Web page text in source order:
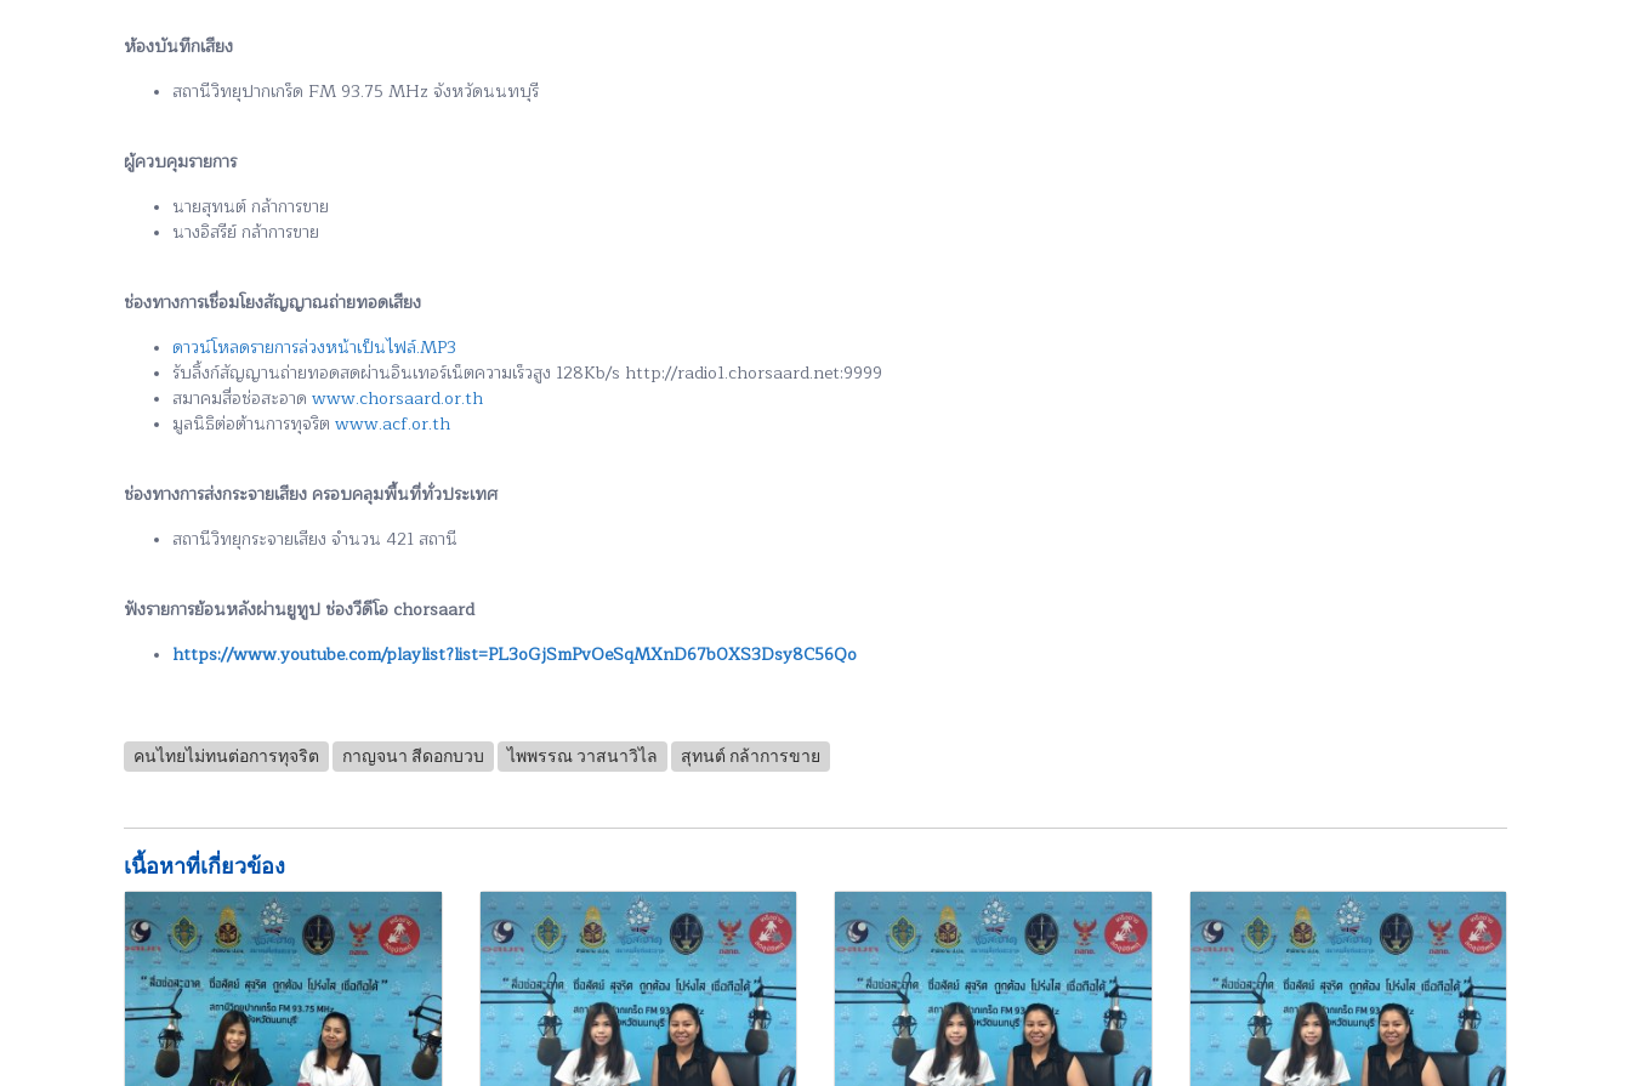
ห้องบันทึกเสียง
สถานีวิทยุปากเกร็ด FM 93.75 MHz จังหวัดนนทบุรี
ผู้ควบคุมรายการ
นายสุทนต์ กล้าการขาย
นางอิสรีย์ กล้าการขาย
ช่องทางการเชื่อมโยงสัญญาณถ่ายทอดเสียง
ดาวน์โหลดรายการล่วงหน้าเป็นไฟล์.MP3
รับลิ้งก์สัญญานถ่ายทอดสดผ่านอินเทอร์เน็ตความเร็วสูง 128Kb/s http://radio1.chorsaard.net:9999
สมาคมสื่อช่อสะอาด www.chorsaard.or.th
มูลนิธิต่อต้านการทุจริต www.acf.or.th
ช่องทางการส่งกระจายเสียง ครอบคลุมพื้นที่ทั่วประเทศ
สถานีวิทยุกระจายเสียง จำนวน 421 สถานี
ฟังรายการย้อนหลังผ่านยูทูป ช่องวีดีโอ chorsaard
https://www.youtube.com/playlist?list=PL3oGjSmPvOeSqMXnD67b0XS3Dsy8C56Qo
คนไทยไม่ทนต่อการทุจริต กาญจนา สีดอกบวบ ไพพรรณ วาสนาวิไล สุทนต์ กล้าการขาย
เนื้อหาที่เกี่ยวข้อง